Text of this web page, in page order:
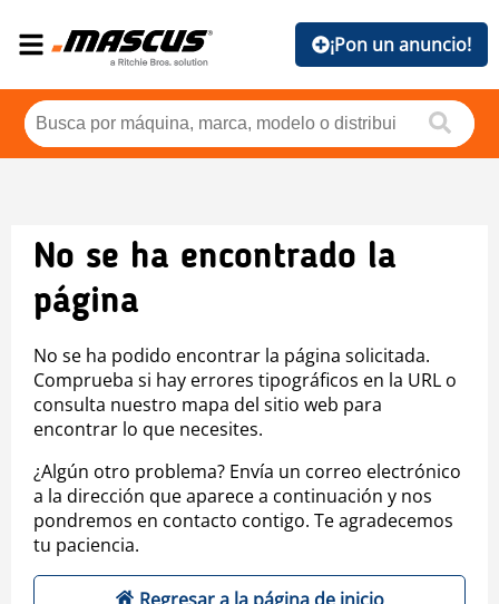
¡Pon un anuncio!
No se ha encontrado la
página
No se ha podido encontrar la página solicitada.
Comprueba si hay errores tipográficos en la URL o
consulta nuestro mapa del sitio web para
encontrar lo que necesites.
¿Algún otro problema? Envía un correo electrónico
a la dirección que aparece a continuación y nos
pondremos en contacto contigo. Te agradecemos
tu paciencia.